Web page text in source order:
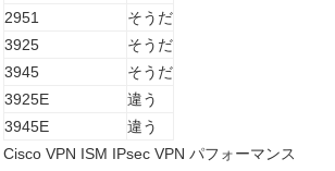
2951
そうだ
3925
そうだ
3945
そうだ
3925E
違う
3945E
違う
Cisco VPN ISM IPsec VPN パフォーマンス